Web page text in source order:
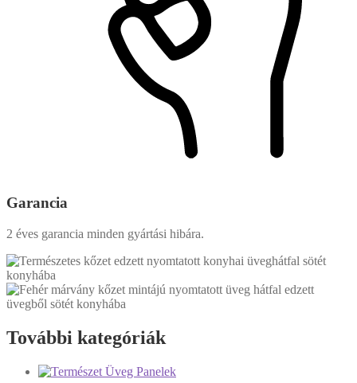
Garancia
2 éves garancia minden gyártási hibára.
További kategóriák